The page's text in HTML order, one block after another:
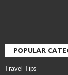
POPULAR
Travel Tips